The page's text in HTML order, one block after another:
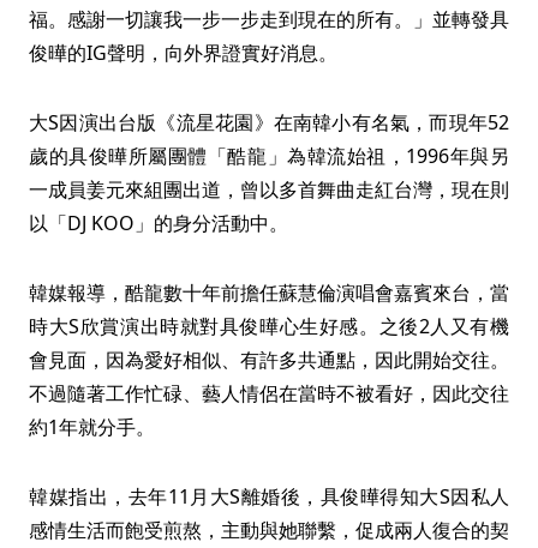
福。感謝一切讓我一步一步走到現在的所有。」並轉發具
俊曄的IG聲明，向外界證實好消息。
大S因演出台版《流星花園》在南韓小有名氣，而現年52
歲的具俊曄所屬團體「酷龍」為韓流始祖，1996年與另
一成員姜元來組團出道，曾以多首舞曲走紅台灣，現在則
以「DJ KOO」的身分活動中。
韓媒報導，酷龍數十年前擔任蘇慧倫演唱會嘉賓來台，當
時大S欣賞演出時就對具俊曄心生好感。之後2人又有機
會見面，因為愛好相似、有許多共通點，因此開始交往。
不過隨著工作忙碌、藝人情侶在當時不被看好，因此交往
約1年就分手。
韓媒指出，去年11月大S離婚後，具俊曄得知大S因私人
感情生活而飽受煎熬，主動與她聯繫，促成兩人復合的契